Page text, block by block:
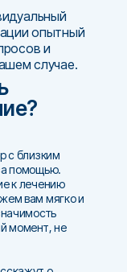
опытный
и
случае.
с близким
помощью.
к лечению
вам мягко и
момент, не